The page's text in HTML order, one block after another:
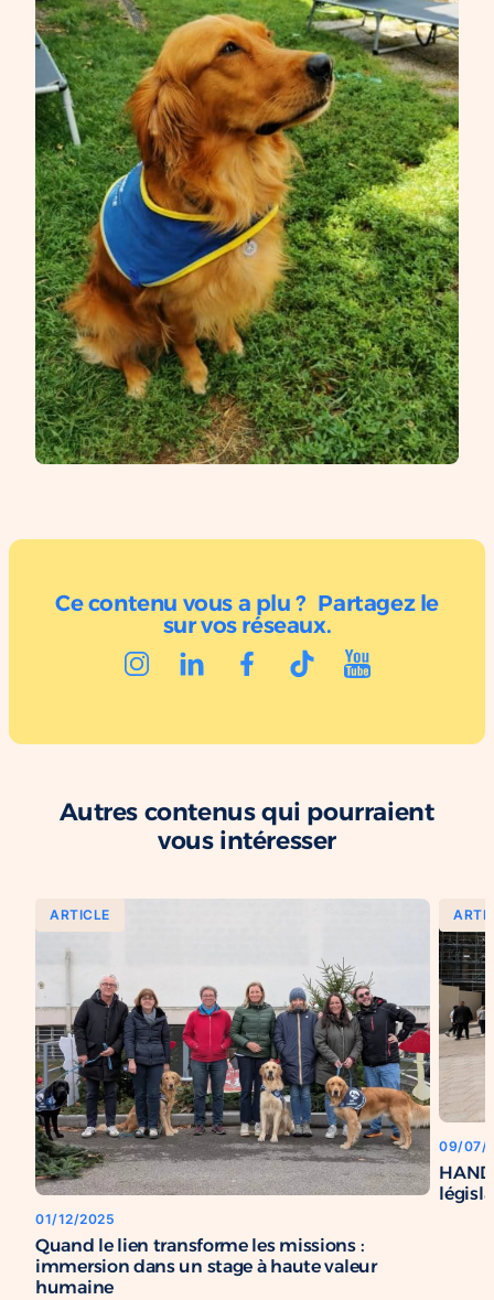
Ce contenu vous a plu ? Partagez le
sur vos réseaux.
Autres contenus qui pourraient
vous intéresser
ARTICLE
01/12/2025
Quand le lien transforme les missions :
immersion dans un stage à haute valeur
humaine
09/07/